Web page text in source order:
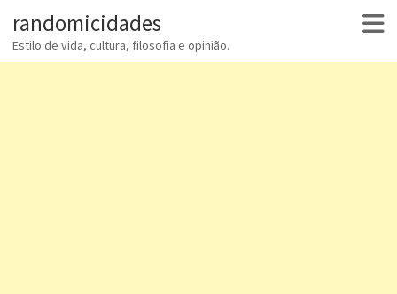
randomicidades
Estilo de vida, cultura, filosofia e opinião.